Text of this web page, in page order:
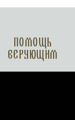
Помощь
верующим